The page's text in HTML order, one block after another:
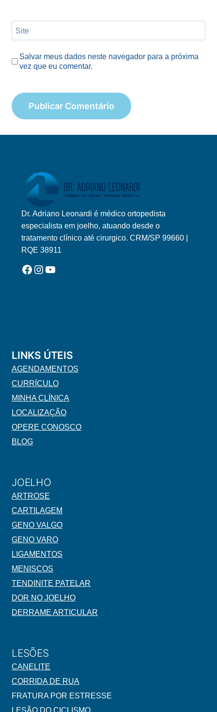
Site
Salvar meus dados neste navegador para a próxima
vez que eu comentar.
Logo Adriano Leonardi Horizontal Novo
Dr. Adriano Leonardi é médico ortopedista
especialista em joelho, atuando desde o
tratamento clínico até cirurgico. CRM/SP 99660 |
RQE 38911
Facebook
Instagram
YouTube
LINKS ÚTEIS
AGENDAMENTOS
CURRÍCULO
MINHA CLÍNICA
LOCALIZAÇÃO
OPERE CONOSCO
BLOG
JOELHO
ARTROSE
CARTILAGEM
GENO VALGO
GENO VARO
LIGAMENTOS
MENISCOS
TENDINITE PATELAR
DOR NO JOELHO
DERRAME ARTICULAR
LESÕES
CANELITE
CORRIDA DE RUA
FRATURA POR ESTRESSE
LESÃO DO CICLISMO